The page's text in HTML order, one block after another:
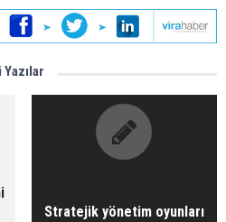
Stratejik yönetim oyunları